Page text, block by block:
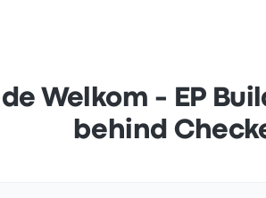
Welkom - EP
behind